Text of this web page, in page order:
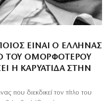
ΕΊΝΑΙ Ο ΈΛΛΗΝΑΣ
ΤΟΥ ΟΜΟΡΦΌΤΕΡΟΥ
Η ΚΑΡΥΆΤΙΔΑ ΣΤΗΝ
που διεκδικεί τον τίτλο του